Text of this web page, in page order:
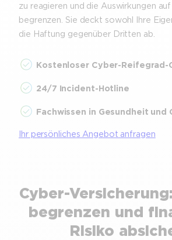
zu reagieren und die Auswirkungen
begrenzen. Sie deckt sowohl Ihre
die Haftung gegenüber Dritten ab.
Kostenloser Cyber-Reifegrad-
24/7 Incident-Hotline
Fachwissen in Gesundheit
Ihr persönliches Angebot anfragen
Cyber-
begrenzen und
Risiko